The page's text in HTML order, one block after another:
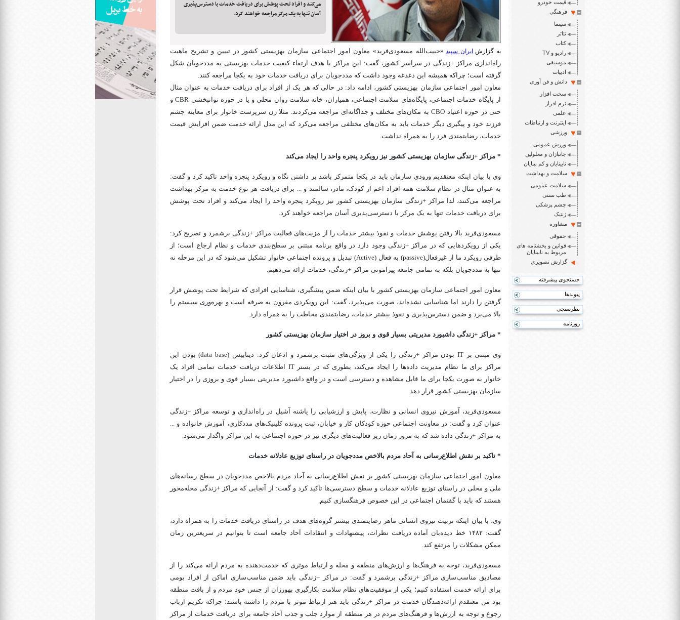
قیمت خودرو
فرهنگی
سینما
تئاتر
کتاب
رادیو و TV
موسیقی
ادبیات
دانش و فن آوری
سخت افزار
نرم افزار
علمی
اینترنت و ارتباطات
ورزشی
ورزش عمومی
جانبازان و معلولین
نابینایان و کم بینایان
سلامت و بهداشت
سلامت عمومی
طب سنتی
چشم پزشکی
ژنتیک
مشاوره
حقوقی
قوانین و بخشنامه های
مربوط به نابینایان
گزارش تصویری
جستجوی پیشرفته
پیوندها
نظرسنجی
روزنامه
می‌کند و افراد تحت پوشش برای دریافت خدمات با دسترس‌پذیری
آسان تنها به یک مرکز مراجعه خواهند کرد.
به گزارش ایران سپید «حبیب‌الله مسعودی‌فرید» معاون امور اجتماعی سازمان بهزیستی کشور در تبیین و تشریح ماهیت
راه‌اندازی مراکز +زندگی در سراسر کشور، گفت: این مراکز با هدف ارتقاء کیفیت خدمات بهزیستی به مددجویان شکل
گرفته است؛ چراکه همیشه این دغدغه وجود داشت که مددجویان برای دریافت خدمات خود به یکجا مراجعه کنند.
معاون امور اجتماعی سازمان بهزیستی کشور، ادامه داد: در حالی که هر یک از افراد برای دریافت خدمات به عنوان مثال
از پایگاه خدمات اجتماعی، پایگاه‌های سلامت اجتماعی، همیاران، خانه سلامت روان محلی و یا در حوزه توانبخشی CBR و
حتی در حوزه اعتیاد CBO به مکان‌های مختلف و جداگانه‌ای مراجعه می‌کردند. مثلا زن سرپرست خانوار برای معاینه چشم
فرزند خود و پیگیری دیگر خدمات باید به مکان‌های مختلفی مراجعه می‌کرد که این مدل ارائه خدمت ضمن افزایش قیمت
خدمات، رضایتمندی فرد را به همراه نداشت.
* مراکز +زندگی سازمان بهزیستی کشور نیز رویکرد پنجره واحد را ایجاد می‌کند
وی با بیان اینکه معتقدیم ورودی سازمان باید در یکجا متمرکز باشد بر داشتن نگاه و رویکرد پنجره واحد تاکید کرد و گفت:
به عنوان مثال در نظام سلامت همه افراد اعم از کودک، مادر، سالمند و ... برای دریافت هر نوع خدمت به مرکز بهداشت
مراجعه می‌کنند، لذا مراکز +زندگی سازمان بهزیستی کشور نیز رویکرد پنجره واحد را ایجاد می‌کند و افراد تحت پوشش
برای دریافت خدمات تنها به یک مرکز با دسترسی‌پذیری آسان مراجعه خواهند کرد.
مسعودی‌فرید بالا رفتن پوشش خدمات و نفوذ بیشتر خدمات را از مزیت‌های فعالیت مراکز +زندگی برشمرد و تصریح کرد:
یکی از رویکردهایی که در مراکز +زندگی وجود دارد در واقع برنامه مبتنی بر سطح‌بندی خدمات و نظام ارجاع است؛ از
طرفی رویکرد ما از غیرفعال(passive) به فعال (Active) تبدیل و پرونده اجتماعی خانوار تشکیل می‌شود که در این مرحله نه
تنها به مددجویان بلکه به تمامی جامعه پیرامونی مراکز +زندگی، خدمات ارائه می‌دهیم.
معاون امور اجتماعی سازمان بهزیستی کشور با بیان اینکه ضمن پیشگیری، شناسایی افرادی که شرایط تحت پوشش قرار
گرفتن را دارند اما شناسایی نشده‌اند، صورت می‌پذیرد، گفت: این رویکردی مقرون به صرفه است و بهره‌وری سیستم را
بالا می‌برد و ضمن دسترس‌پذیری و نفوذ بیشتر خدمات، رضایتمندی مخاطب را به همراه دارد.
* مراکز +زندگی داشبورد مدیریتی بسیار قوی و بروز در اختیار سازمان بهزیستی کشور
وی مبتنی بر IT بودن مراکز +زندگی را یکی از ویژگی‌های مثبت برشمرد و اذعان کرد: دیتابیس (data base)
بودن این
مراکز برای ما نظام مدیریت داده‌ها را ایجاد می‌کند، بطوری که در بستر IT اطلاعات دریافت خدمات تمامی افراد یک
خانوار به صورت یکجا برای ما قابل مشاهده و دسترسی است و در واقع داشبورد مدیریتی بسیار قوی و بروزی را در اختیار
سازمان بهزیستی کشور قرار دهد.
مسعودی‌فرید، آموزش نیروی انسانی و نظارت، پایش و ارزشیابی را پاشنه آشیل در راه‌اندازی و توسعه مراکز +زندگی
عنوان کرد و گفت: در معاونت اجتماعی حوزه کودکان کار و خیابان، ثبت پرونده‌ کلینیک‌های مددکاری، آموزش خانواده و ...
به مراکز +زندگی داده شد که به مرور زمان ریز فعالیت‌های دیگری نیز در حوزه اجتماعی به این مراکز واگذار می‌شود.
* تاکید بر نقش اطلاع‌رسانی به آحاد مردم بالاخص مددجویان در راستای توزیع عادلانه خدمات
معاون امور اجتماعی سازمان بهزیستی کشور بر نقش اطلاع‌رسانی به آحاد مردم بالاخص مددجویان در سطح رسانه‌های
ملی و محلی در راستای توزیع عادلانه خدمات و سطح دسترسی‌ها تاکید کرد و گفت: از آنجایی که مراکز +زندگی محله‌محور
هستند که باید با گفتمان اجتماعی در این خصوص فرهنگسازی کنیم.
وی، با بیان اینکه تربیت نیروی انسانی ماهر رضایتمندی بیشتر گروه‌های هدف در راستای دریافت خدمات را به همراه دارد،
گفت: ۱۴۸۲ خط دیده‌بان آماده دریافت نظرات، پیشنهادات و انتقادات آحاد جامعه است تا بتوانیم در سریعترین زمان
ممکن مشکلات را مرتفع کند.
مسعودی‌فرید، توجه به فرهنگ‌ها و ارزش‌های منطقه و محله و ارتباط موثری که خدمت‌دهنده به مردم ارائه می‌کند را از
مصادیق مناسب‌سازی مراکز +زندگی برشمرد و گفت: در مراکز +زندگی باید ضمن مناسب‌سازی اماکن از افراد بومی
برای ارائه خدمت استفاده کنیم؛ یکی از موفقیت‌های نظام سلامت بکارگیری بهورزان از جنس خود مردم و از بافت منطقه
بود من معتقدم ارائه‌دهندگان خدمت در مراکز +زندگی باید هنر ارتباط موثر با مردم را داشته باشند؛ چراکه تکریم ارباب
رجوع و توجه به ارزش‌ها و فرهنگ‌های مردم در هر منطقه از موارد جلب و جذب آحاد جامعه برای دریافت خدمات از مراکز